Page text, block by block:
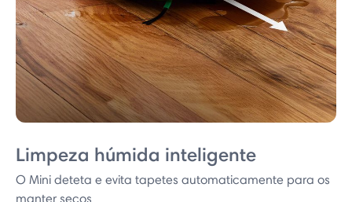
Limpeza húmida inteligente
O Mini deteta e evita tapetes automaticamente para os
manter secos